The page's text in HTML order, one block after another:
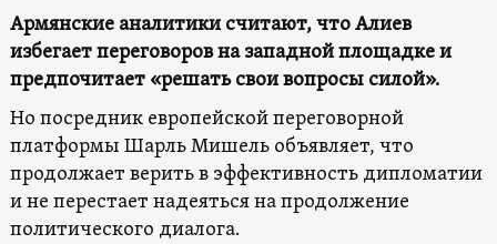
Армянские аналитики считают, что Алиев
избегает переговоров на западной площадке и
предпочитает «решать свои вопросы силой».
Но посредник европейской переговорной
платформы Шарль Мишель объявляет, что
продолжает верить в эффективность дипломатии
и не перестает надеяться на продолжение
политического диалога.